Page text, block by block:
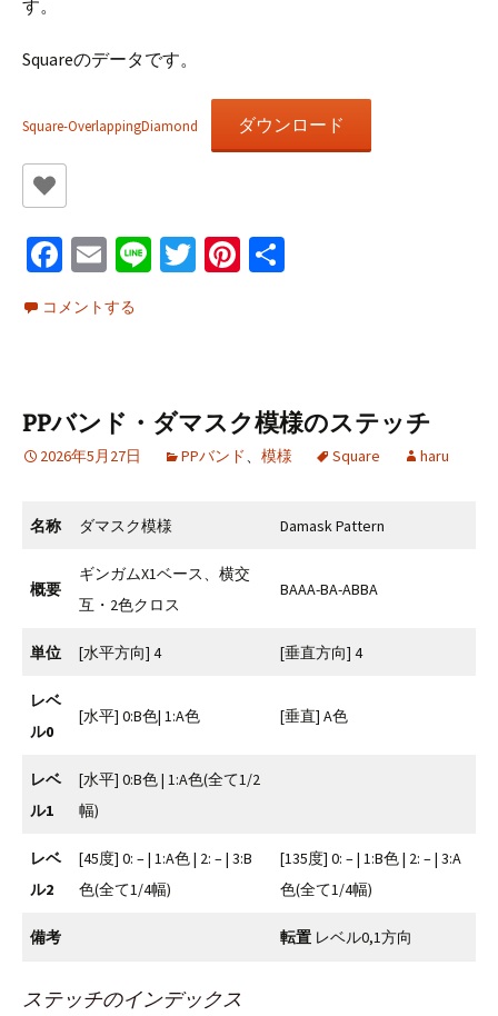
す。
Squareのデータです。
Square-OverlappingDiamond ダウンロード
Fa
ce
b
k
E
m
ai
Li T
Pi
コメントする
PPバンド・ダマスク模様のステッチ
2026年5月27日 PPバンド、 模様 Square haru
名称 ダマスク模様 Damask Pattern
概要
ギンガムX1ベース、横交
互・2色クロス
BAAA-BA-ABBA
単位 [水平方向] 4 [垂直方向] 4
レベ
ル0
[水平] 0:B色| 1:A色 [垂直] A色
レベ
ル1
[水平] 0:B色 | 1:A色(全て1/2
幅)
レベ
ル2
[45度] 0: – | 1:A色 | 2: – | 3:B
色(全て1/4幅)
[135度] 0: – | 1:B色 | 2: – | 3:A
色(全て1/4幅)
備考 転置 レベル0,1方向
ステッチのインデックス